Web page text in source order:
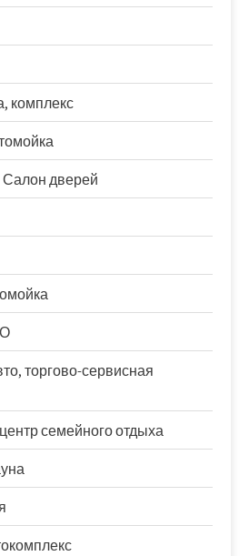
комплекс
дверей
торгово-сервисная
семейного отдыха